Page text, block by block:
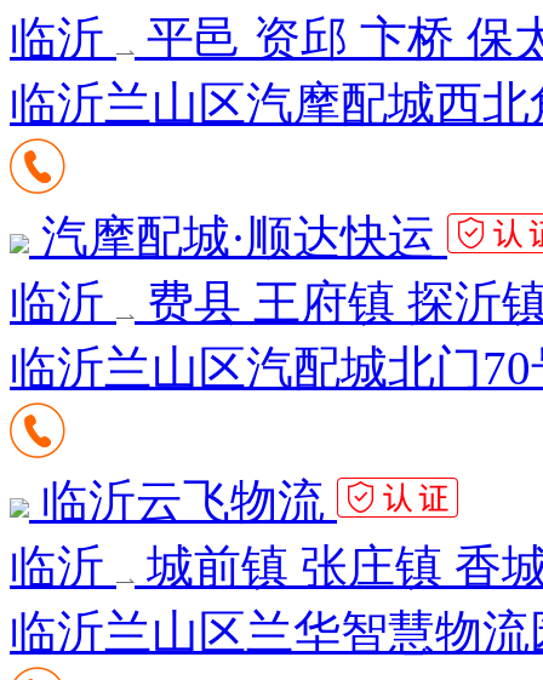
临沂
平邑 资邱 卞桥 保
临沂兰山区汽摩配城西北
汽摩配城·顺达快运
临沂
费县 王府镇 探沂
临沂兰山区汽配城北门
临沂云飞物流
临沂
城前镇 张庄镇 香
临沂兰山区兰华智慧物